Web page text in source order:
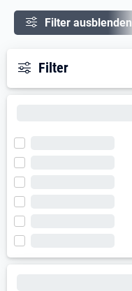
Filter ausblenden
Filter